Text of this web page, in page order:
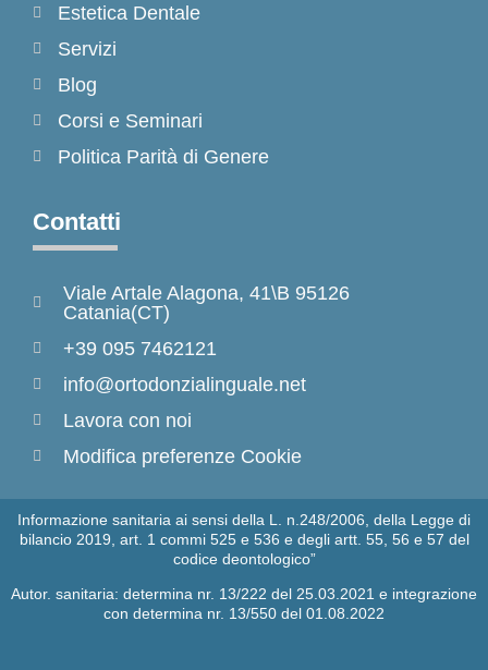
Estetica Dentale
Servizi
Blog
Corsi e Seminari
Politica Parità di Genere
Contatti
Viale Artale Alagona, 41\B 95126
Catania(CT)
+39 095 7462121
info@ortodonzialinguale.net
Lavora con noi
Modifica preferenze Cookie
Informazione sanitaria ai sensi della L. n.248/2006, della Legge di
bilancio 2019, art. 1 commi 525 e 536 e degli artt. 55, 56 e 57 del
codice deontologico”
Autor. sanitaria: determina nr. 13/222 del 25.03.2021 e integrazione
con determina nr. 13/550 del 01.08.2022